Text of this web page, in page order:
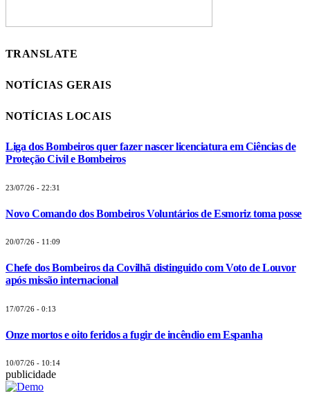
TRANSLATE
NOTÍCIAS GERAIS
NOTÍCIAS LOCAIS
Liga dos Bombeiros quer fazer nascer licenciatura em Ciências de
Proteção Civil e Bombeiros
23/07/26 - 22:31
Novo Comando dos Bombeiros Voluntários de Esmoriz toma posse
20/07/26 - 11:09
Chefe dos Bombeiros da Covilhã distinguido com Voto de Louvor
após missão internacional
17/07/26 - 0:13
Onze mortos e oito feridos a fugir de incêndio em Espanha
10/07/26 - 10:14
publicidade